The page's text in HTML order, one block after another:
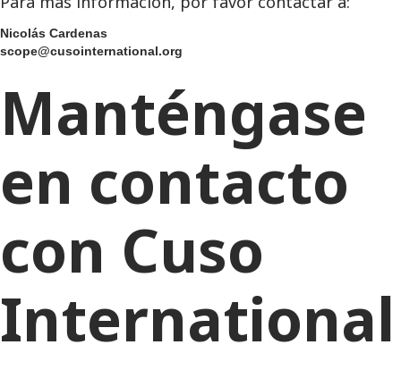
Nicolás Cardenas
scope@cusointernational.org
Manténgase
en contacto
con Cuso
International